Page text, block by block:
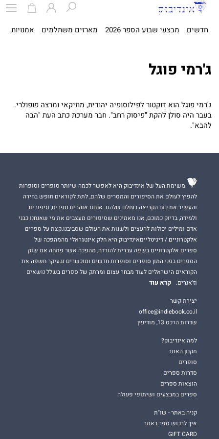
חדשים מבצעי שבוע הספר 2026 מארזים משתלמים אמנויות
ג'רמי פוגל
ג'רמי פוגל הוא דוקטור לפילוסופיה יהודית, מוזיקאי ומרצה פופולרי.
בעבר היה סולן להקת "פיסוק רחב". חבר מערכת כתב העת "הבה
להבא".
משימת העל של אינדיבוק היא לאפשר לכמה שיותר סופרים וסופרות
להפיץ לעולם את הסיפורים והמסרים שלהם, לתת לקוראים חופש בחירה
והעשיר את כוח הקריאה בעולם שלהם. אנחנו אוהבים ספרים, סיפורים
ולמידה, בדיוק כמוכם, אנו מאמינים שסיפורים מעצבים את מי שאנחנו כבני
אדם ומילים יכולות להעצים ולשנות את העולם שסביבנו.קצת על ספרים
אלקטרוניים / דיגיטלייםאינדיבוק היא חלק אינטגראלי מהמהפכה של
ספרים אלקטרוניים בשפה עברית להורדה, מהפכה אשר פתחה את שוק
הספרים בפני המון סופרים וסופרות חדשים ומוכשרים ובעיקר חשפה את
הקוראים הישראלים לעוד מבחר עצום ומרתק של ספרים בשלל נושאים
וז'אנרים.
קרא עוד
יצירת קשר
office@indiebook.co.il
שדרות הרכס 13, מודיעין
למה אינדיבוק?
תקנון האתר
סופרים
סדרות ספרים
הוצאות ספרים
ספרים במבצעים ושיתופי פעולה
קניה באתר - שו"ת
איך לרכוש ספר באתר
GIFT CARD